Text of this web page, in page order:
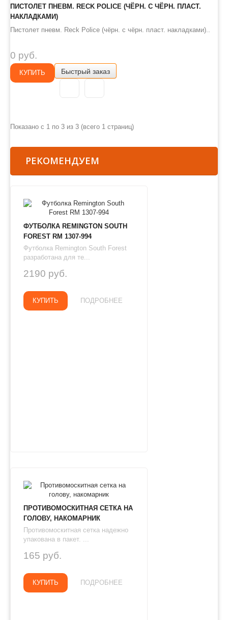
ПИСТОЛЕТ ПНЕВМ. RECK POLICE (ЧЁРН. С ЧЁРН. ПЛАСТ.
НАКЛАДКАМИ)
Пистолет пневм. Reck Police (чёрн. с чёрн. пласт. накладками)..
0 руб.
КУПИТЬ Быстрый заказ
Показано с 1 по 3 из 3 (всего 1 страниц)
РЕКОМЕНДУЕМ
ФУТБОЛКА REMINGTON SOUTH
FOREST RM 1307-994
Футболка Remington South Forest
разработана для те...
2190 руб.
КУПИТЬ ПОДРОБНЕЕ
ПРОТИВОМОСКИТНАЯ СЕТКА НА
ГОЛОВУ, НАКОМАРНИК
Противомоскитная сетка надежно
упакована в пакет. ...
165 руб.
КУПИТЬ ПОДРОБНЕЕ